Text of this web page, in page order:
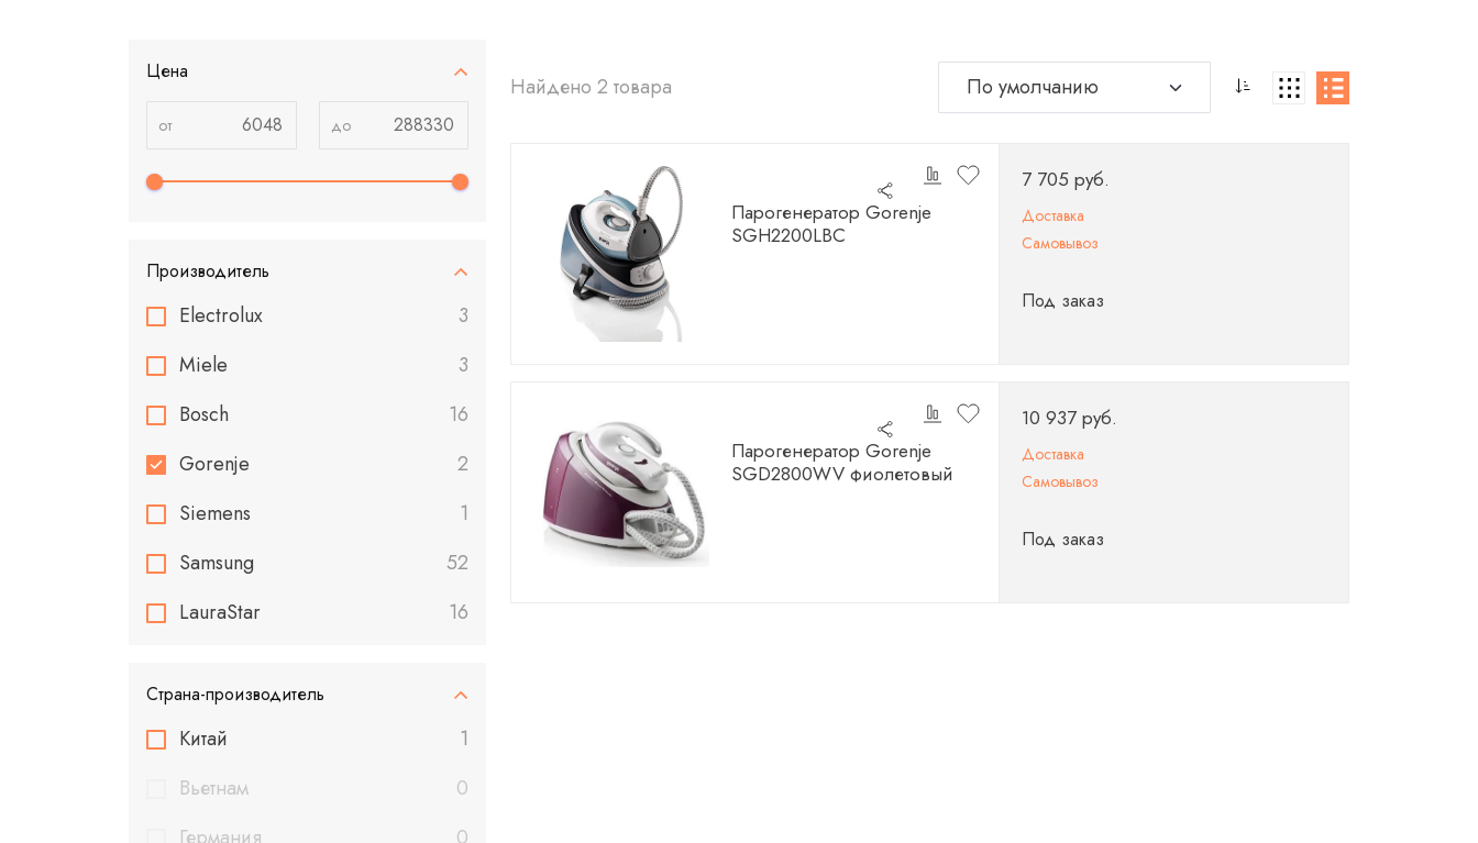
Цена
Производитель
Electrolux
3
Miele
3
Bosch
16
Gorenje
2
Siemens
1
Samsung
52
LauraStar
16
Страна-производитель
Китай
1
Вьетнам
0
Найдено 2 товара
Парогенератор Gorenje
SGH2200LBC
7 705 руб.
Доставка
Самовывоз
Под заказ
Парогенератор Gorenje
SGD2800WV фиолетовый
10 937 руб.
Доставка
Самовывоз
Под заказ